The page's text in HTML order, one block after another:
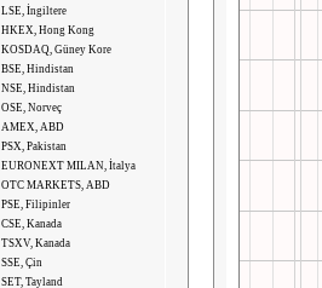
LSE, İngiltere
HKEX, Hong Kong
KOSDAQ, Güney Kore
BSE, Hindistan
NSE, Hindistan
OSE, Norveç
AMEX, ABD
PSX, Pakistan
EURONEXT MILAN, İtalya
OTC MARKETS, ABD
PSE, Filipinler
CSE, Kanada
TSXV, Kanada
SSE, Çin
SET, Tayland